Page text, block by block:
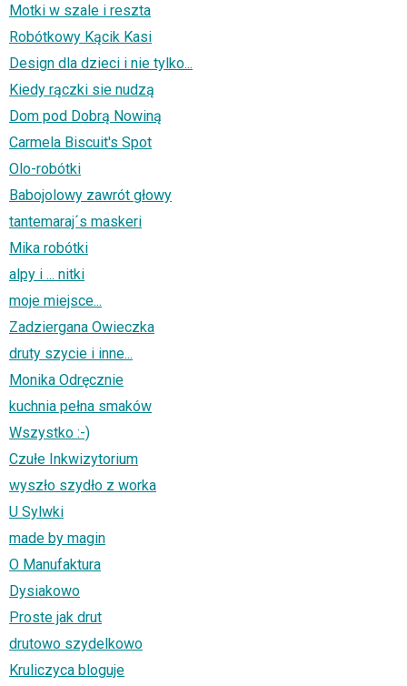
Motki w szale i reszta
Robótkowy Kącik Kasi
Design dla dzieci i nie tylko...
Kiedy rączki sie nudzą
Dom pod Dobrą Nowiną
Carmela Biscuit's Spot
Olo-robótki
Babojolowy zawrót głowy
tantemaraj´s maskeri
Mika robótki
alpy i ... nitki
moje miejsce...
Zadziergana Owieczka
druty szycie i inne...
Monika Odręcznie
kuchnia pełna smaków
Wszystko :-)
Czułe Inkwizytorium
wyszło szydło z worka
U Sylwki
made by magin
O Manufaktura
Dysiakowo
Proste jak drut
drutowo szydelkowo
Kruliczyca bloguje